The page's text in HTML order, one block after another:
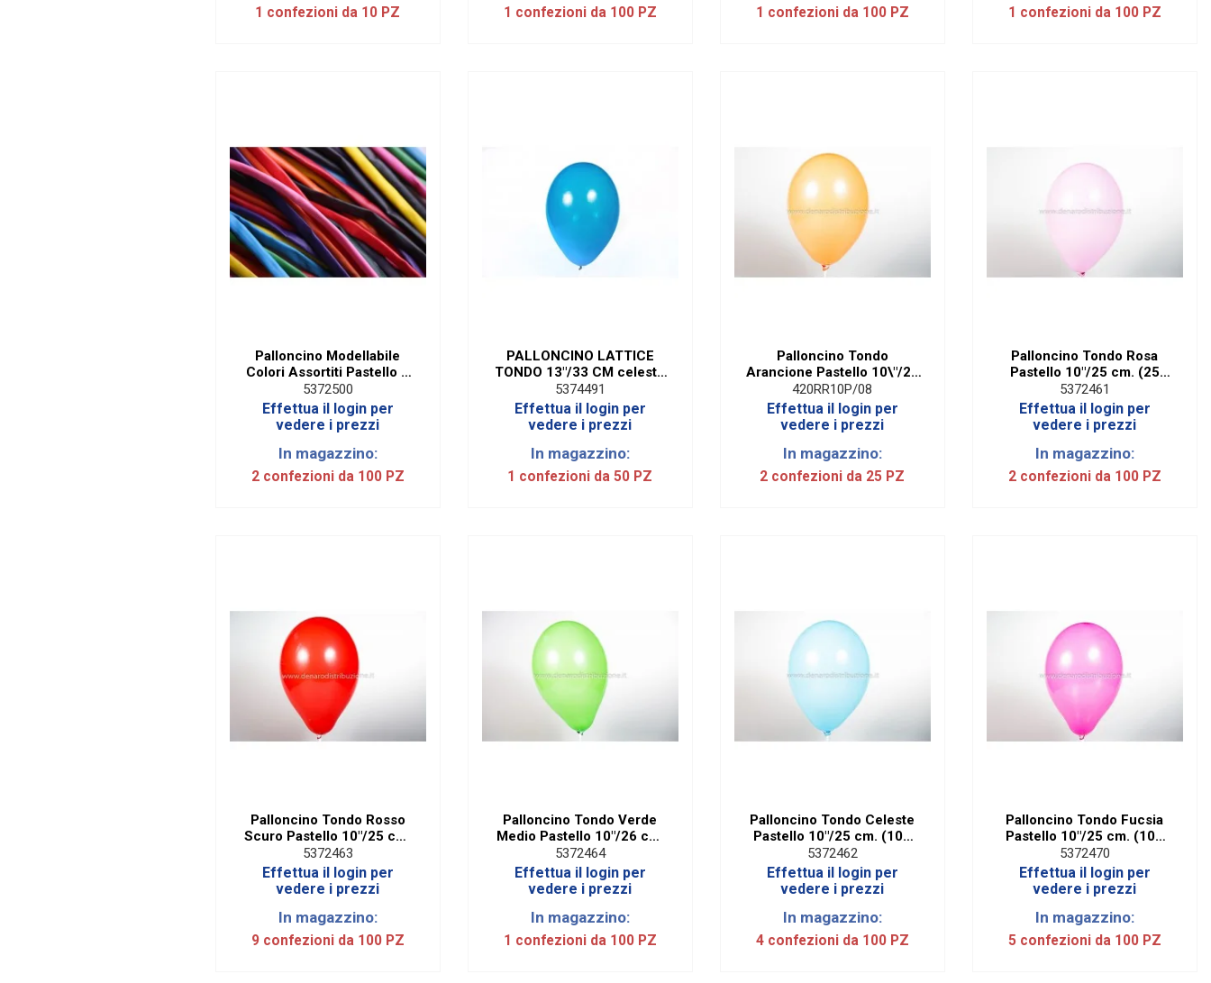
1 confezioni da 10 PZ 1 confezioni da 100 PZ 1 confezioni da 100 PZ 1 confezioni da 100 PZ
Palloncino Modellabile
Colori Assortiti Pastello 5
cm. (100 Pezzi)
5372500
Effettua il login per
vedere i prezzi
In magazzino:
2 confezioni da 100 PZ
PALLONCINO LATTICE
TONDO 13"/33 CM celeste
CRISTALLO (50 PEZZI)
5374491
Effettua il login per
vedere i prezzi
In magazzino:
1 confezioni da 50 PZ
Palloncino Tondo
Arancione Pastello 10\"/25
cm. (25 Pezzi)
420RR10P/08
Effettua il login per
vedere i prezzi
In magazzino:
2 confezioni da 25 PZ
Palloncino Tondo Rosa
Pastello 10"/25 cm. (25
Pezzi)
5372461
Effettua il login per
vedere i prezzi
In magazzino:
2 confezioni da 100 PZ
Palloncino Tondo Rosso
Scuro Pastello 10"/25 cm.
(100 Pezzi)
5372463
Effettua il login per
vedere i prezzi
In magazzino:
9 confezioni da 100 PZ
Palloncino Tondo Verde
Medio Pastello 10"/26 cm.
(100 Pezzi)
5372464
Effettua il login per
vedere i prezzi
In magazzino:
1 confezioni da 100 PZ
Palloncino Tondo Celeste
Pastello 10"/25 cm. (100
Pezzi)
5372462
Effettua il login per
vedere i prezzi
In magazzino:
4 confezioni da 100 PZ
Palloncino Tondo Fucsia
Pastello 10"/25 cm. (100
Pezzi)
5372470
Effettua il login per
vedere i prezzi
In magazzino:
5 confezioni da 100 PZ